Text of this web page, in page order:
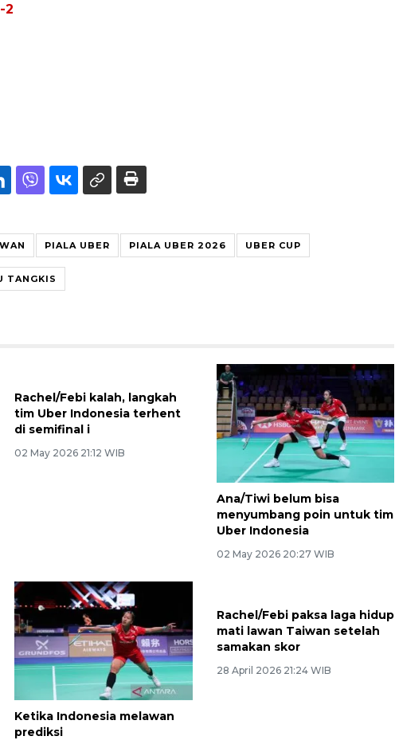
2
PIALA UBER PIALA UBER 2026 UBER CUP
TANGKIS
Rachel/Febi kalah, langkah
tim Uber Indonesia terhent
di semifinal i
02 May 2026 21:12 WIB
Ana/Tiwi belum bisa
menyumbang poin untuk tim
Uber Indonesia
02 May 2026 20:27 WIB
Ketika Indonesia melawan
prediksi
Rachel/Febi paksa laga hidup
mati lawan Taiwan setelah
samakan skor
28 April 2026 21:24 WIB
03 August 2026 12:31 WIB